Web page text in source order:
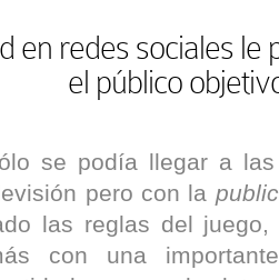
en redes sociales
el público
se podía llegar a
pero con la
las reglas del
con una